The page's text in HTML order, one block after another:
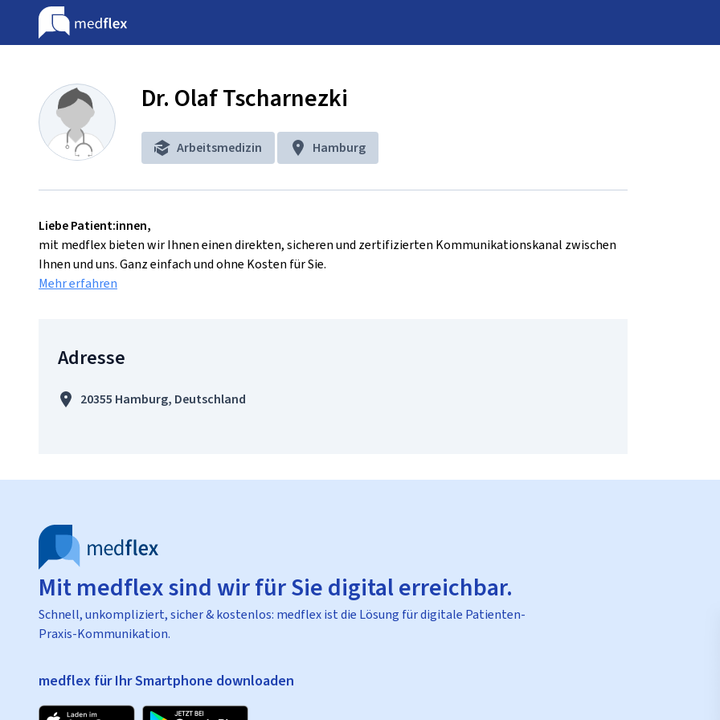
Dr. Olaf Tscharnezki
Arbeitsmedizin Hamburg
Liebe Patient:innen,
mit medflex bieten wir Ihnen einen direkten, sicheren und zertifizierten Kommunikationskanal zwischen
Ihnen und uns. Ganz einfach und ohne Kosten für Sie.
Mehr erfahren
Adresse
20355 Hamburg, Deutschland
Mit medflex sind wir für Sie digital erreichbar.
Schnell, unkompliziert, sicher & kostenlos: medflex ist die Lösung für digitale Patienten-
Praxis-Kommunikation.
medflex für Ihr Smartphone downloaden